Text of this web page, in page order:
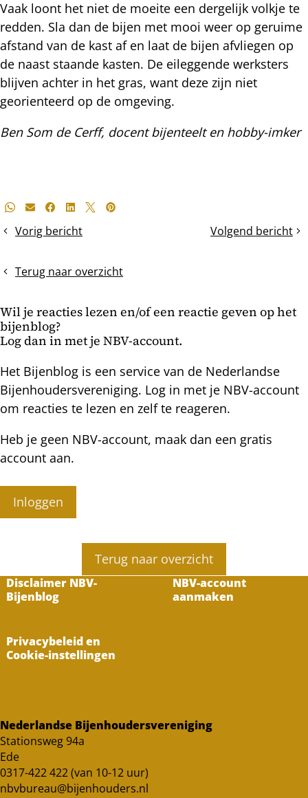
Vaak loont het niet de moeite een dergelijk volkje te
redden. Sla dan de bijen met mooi weer op geruime
afstand van de kast af en laat de bijen afvliegen op
de naast staande kasten. De eileggende werksters
blijven achter in het gras, want deze zijn niet
georienteerd op de omgeving.
Ben Som de Cerff, docent bijenteelt en hobby-imker
Deel
bericht
Whatsapp
E-mailFacebook
LinkedIn
X Pinterest
Vorig bericht
De
Volgend bericht
Het
Terug naar overzicht
Wil je reacties lezen en/of een reactie geven op het
bijenblog?
Log dan in met je NBV-account.
Het Bijenblog is een service van de Nederlandse
Bijenhoudersvereniging. Log in met je NBV-account
om reacties te lezen en zelf te reageren.
Heb je geen NBV-account, maak dan een gratis
account aan.
Inloggen
Terug naar overzicht
Disclaimer NBV-
Bijenblog
NBV-account
aanmaken
Privacybeleid en
Cookie-instellingen
Nederlandse Bijenhoudersvereniging
Stationsweg 94a
Ede
0317-422 422 (van 10-12 uur)
nbvbureau@bijenhouders.nl